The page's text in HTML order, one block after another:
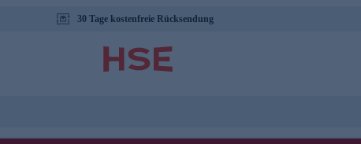
30 Tage kostenfreie Rücksendung